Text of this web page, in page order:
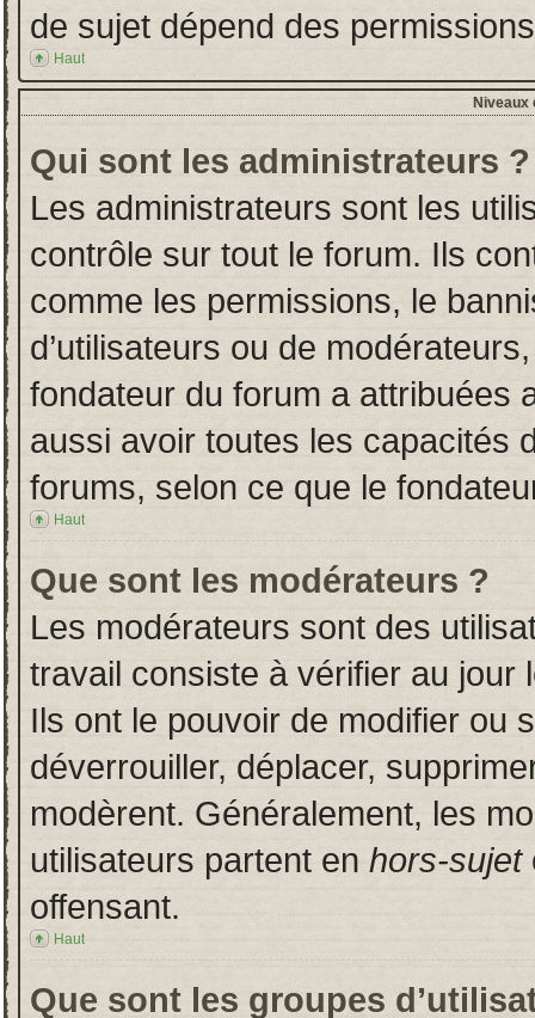
de sujet dépend des
Haut
Niveaux
Qui sont les administrateurs ?
Les administrateurs sont les
contrôle sur tout le forum. Ils
comme les permissions, le
d’utilisateurs ou de
fondateur du forum a attribuées
aussi avoir toutes les capacités
forums, selon ce que le
Haut
Que sont les modérateurs ?
Les modérateurs sont des
travail consiste à vérifier au jour
Ils ont le pouvoir de modifier ou
déverrouiller, déplacer,
modèrent. Généralement, les
utilisateurs partent en hors-sujet
offensant.
Haut
Que sont les groupes